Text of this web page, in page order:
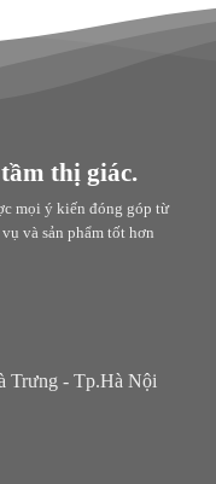
thị giác.
mọi ý kiến đóng góp từ
và sản phẩm tốt hơn
Trưng - Tp.Hà Nội